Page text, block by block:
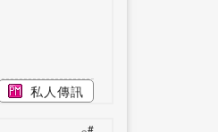
私人傳訊
#